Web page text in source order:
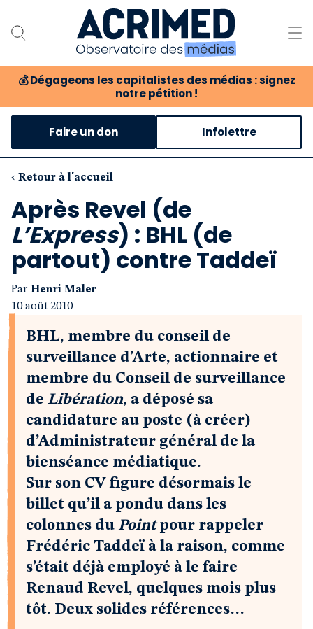
💰 Dégageons les capitalistes des médias : signez
notre pétition !
Notre association
Notre critique des médias
Nos propositions
Notre revue
Boutique
Faire un don Infolettre
‹ Retour à l'accueil
Après Revel (de
L’Express) : BHL (de
partout) contre Taddeï
Par Henri Maler
10 août 2010
BHL, membre du conseil de
surveillance d’Arte, actionnaire et
membre du Conseil de surveillance
de Libération, a déposé sa
candidature au poste (à créer)
d’Administrateur général de la
bienséance médiatique.
Sur son CV figure désormais le
billet qu’il a pondu dans les
colonnes du Pointpour rappeler
Frédéric Taddeï à la raison, comme
s’était déjà employé à le faire
Renaud Revel, quelques mois plus
tôt. Deux solides références…